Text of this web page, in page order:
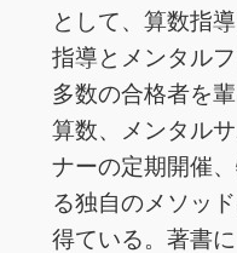
として、算数指
指導とメンタル
多数の合格者を
算数、メンタル
ナーの定期開催
る独自のメソッ
得ている。著書